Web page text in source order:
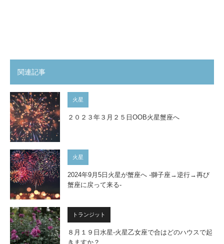
関連記事
火星
２０２３年３月２５日OOB火星蟹座へ
火星
2024年9月5日火星が蟹座へ -獅子座→逆行→再び
蟹座に戻って来る-
トランジット
８月１９日水星-火星乙女座で合はどのハウスで起
きますか？